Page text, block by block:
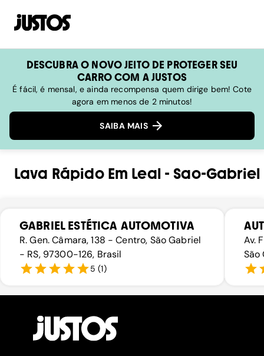
DESCUBRA O NOVO JEITO DE PROTEGER SEU
CARRO COM A JUSTOS
É fácil, é mensal, e ainda recompensa quem dirige bem! Cote
agora em menos de 2 minutos!
SAIBA MAIS
Lava RápidoEm Leal- Sao-Gabriel
GABRIEL ESTÉTICA AUTOMOTIVA
R. Gen. Câmara, 138 - Centro, São Gabriel
- RS, 97300-126, Brasil
5 (1)
Av.